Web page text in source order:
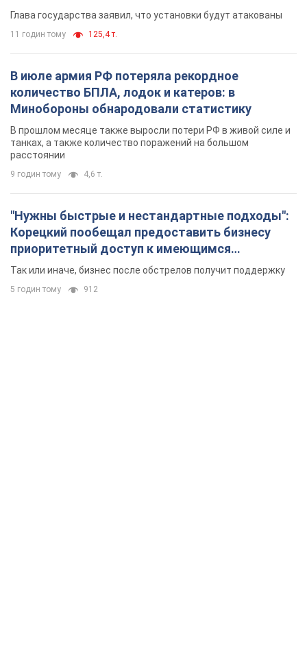
Глава государства заявил, что установки будут атакованы
11 годин тому 125,4 т.
В июле армия РФ потеряла рекордное
количество БПЛА, лодок и катеров: в
Минобороны обнародовали статистику
В прошлом месяце также выросли потери РФ в живой силе и
танках, а также количество поражений на большом
расстоянии
9 годин тому 4,6 т.
"Нужны быстрые и нестандартные подходы":
Корецкий пообещал предоставить бизнесу
приоритетный доступ к имеющимся
складским помещениям
Так или иначе, бизнес после обстрелов получит поддержку
5 годин тому 912